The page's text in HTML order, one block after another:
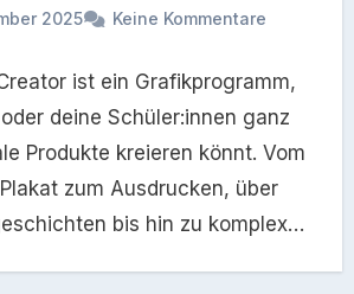
2025 Keine Kommentare
ist ein Grafikprogramm,
deine Schüler:innen ganz
Produkte kreieren könnt. Vom
zum Ausdrucken, über
bis hin zu komplexen